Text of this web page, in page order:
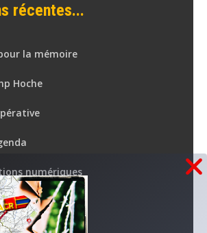
récentes...
la mémoire
Hoche
numériques